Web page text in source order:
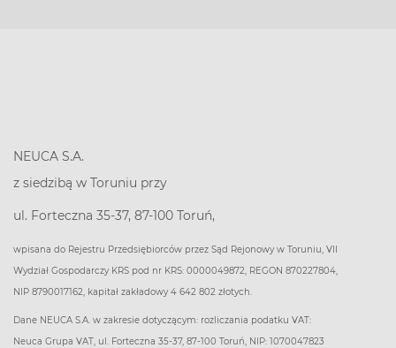
NEUCA S.A.
z siedzibą w Toruniu przy
ul. Forteczna 35-37, 87-100 Toruń,
wpisana do Rejestru Przedsiębiorców przez Sąd Rejonowy w Toruniu, VII
Wydział Gospodarczy KRS pod nr KRS: 0000049872, REGON 870227804,
NIP 8790017162, kapitał zakładowy 4 642 802 złotych.
Dane NEUCA S.A. w zakresie dotyczącym: rozliczania podatku VAT:
Neuca Grupa VAT, ul. Forteczna 35-37, 87-100 Toruń, NIP: 1070047823